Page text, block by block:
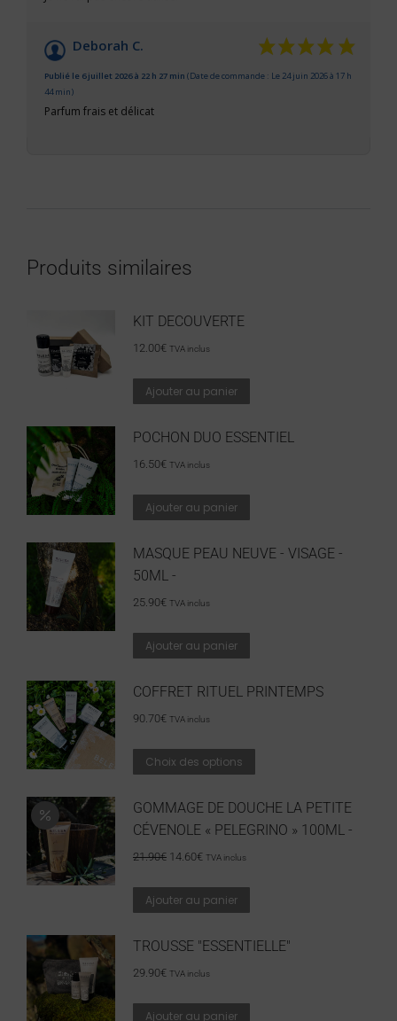
Deborah C.
Publié le 6 juillet 2026 à 22 h 27 min (Date de commande : Le 24 juin 2026 à 17 h
44 min)
Parfum frais et délicat
Produits similaires
KIT DECOUVERTE
12.00€ TVA inclus
Ajouter au panier
POCHON DUO ESSENTIEL
16.50€ TVA inclus
Ajouter au panier
MASQUE PEAU NEUVE - VISAGE -
50ML -
25.90€ TVA inclus
Ajouter au panier
COFFRET RITUEL PRINTEMPS
90.70€ TVA inclus
Choix des options
GOMMAGE DE DOUCHE LA PETITE
CÉVENOLE « PELEGRINO » 100ML -
21.90€ 14.60€ TVA inclus
Ajouter au panier
TROUSSE "ESSENTIELLE"
29.90€ TVA inclus
Ajouter au panier